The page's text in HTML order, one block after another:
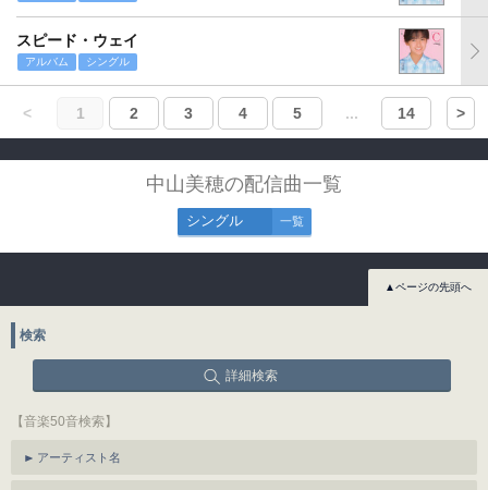
スピード・ウェイ
アルバム シングル
< 1 2 3 4 5 ... 14 >
中山美穂の配信曲一覧
シングル 一覧
▲ページの先頭へ
検索
詳細検索
【音楽50音検索】
アーティスト名